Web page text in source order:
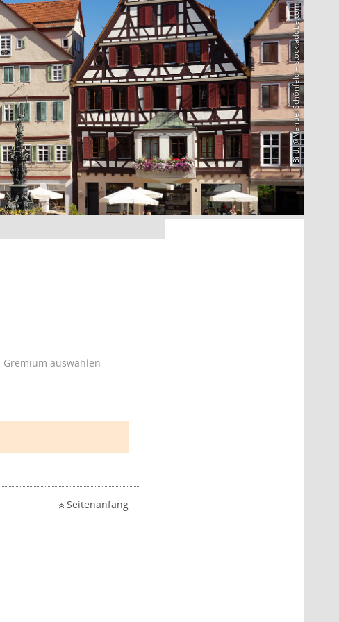
Bild: @Manuel Schönfeld – stock.adobe.com
Gremium auswählen
Seitenanfang